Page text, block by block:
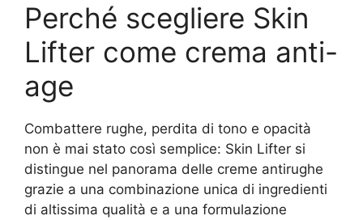
Perché scegliere Skin
Lifter come crema anti-
age
Combattere rughe, perdita di tono e opacità
non è mai stato così semplice: Skin Lifter si
distingue nel panorama delle creme antirughe
grazie a una combinazione unica di ingredienti
di altissima qualità e a una formulazione